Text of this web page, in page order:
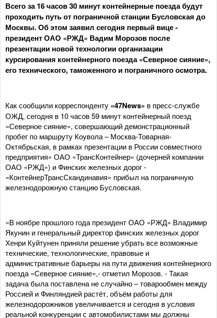
Всего за 16 часов 30 минут контейнерные поезда будут
проходить путь от пограничной станции Бусловская до
Москвы. Об этом заявил сегодня первый вице -
президент ОАО «РЖД» Вадим Морозов после
презентации новой технологии организации
курсирования контейнерного поезда «Северное сияние»,
его технического, таможенного и пограничного осмотра.
Как сообщили корреспонденту «47News» в пресс-службе
ОЖД, сегодня в 10 часов 59 минут контейнерный поезд
«Северное сияние», совершающий демонстрационный
пробег по маршруту Коувола – Москва-Товарная-
Октябрьская, в рамках презентации в России совместного
предприятия» ОАО «ТрансКонтейнер» (дочерней компании
ОАО «РЖД») и Финских железных дорог -
«КонтейнерТрансСкандинавия» прибыл на пограничную
железнодорожную станцию Бусловская.
«В ноябре прошлого года президент ОАО «РЖД» Владимир
Якунин и генеральный директор финских железных дорог
Хенри Куйтунен приняли решение убрать все возможные
технические, технологические, правовые и
административные барьеры на пути движения контейнерного
поезда «Северное сияние»,- отметил Морозов. - Такая
задача была поставлена не случайно – товарообмен между
Россией и Финляндией растёт, объём работы для
железнодорожников увеличивается и сегодня в условия
реальной конкуренции с автомобилистами мы должны